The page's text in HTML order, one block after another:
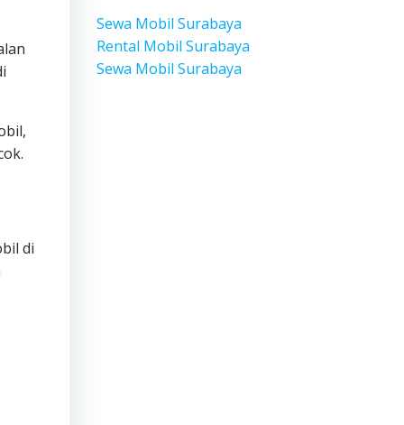
di
Sewa Mobil Surabaya
Rental Mobil Surabaya
Sewa Mobil Surabaya